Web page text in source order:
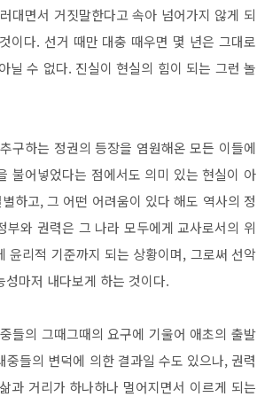
대면서 거짓말한다고 속아 넘어가지 않게 되
이다. 선거 때만 대충 때우면 몇 년은 그대로
닐 수 없다. 진실이 현실의 힘이 되는 그런 놀
구하는 정권의 등장을 염원해온 모든 이들에
불어넣었다는 점에서도 의미 있는 현실이 아
하고,그 어떤 어려움이 있다 해도 역사의 정
부와 권력은 그 나라 모두에게 교사로서의 위
윤리적 기준까지 되는 상황이며, 그로써 선악
마저 내다보게 하는 것이다.
들의 그때그때의 요구에 기울어 애초의 출발
중들의 변덕에 의한 결과일 수도 있으나, 권력
과 거리가 하나하나 멀어지면서 이르게 되는